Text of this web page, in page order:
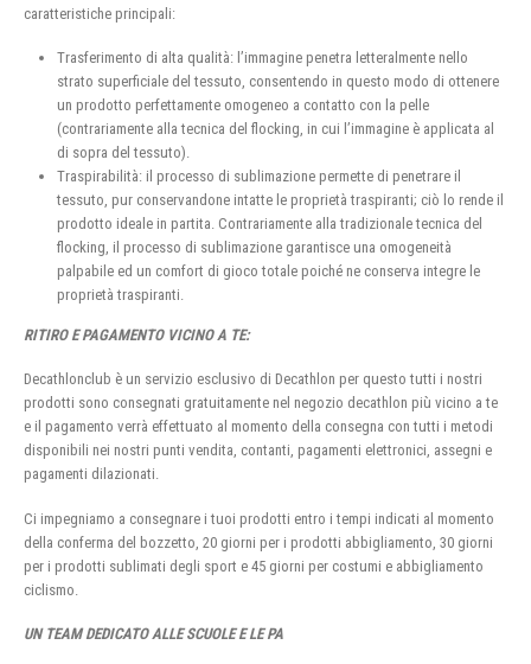
caratteristiche principali:
Trasferimento di alta qualità: l’immagine penetra letteralmente nello
strato superficiale del tessuto, consentendo in questo modo di ottenere
un prodotto perfettamente omogeneo a contatto con la pelle
(contrariamente alla tecnica del flocking, in cui l’immagine è applicata al
di sopra del tessuto).
Traspirabilità: il processo di sublimazione permette di penetrare il
tessuto, pur conservandone intatte le proprietà traspiranti; ciò lo rende il
prodotto ideale in partita. Contrariamente alla tradizionale tecnica del
flocking, il processo di sublimazione garantisce una omogeneità
palpabile ed un comfort di gioco totale poiché ne conserva integre le
proprietà traspiranti.
RITIRO E PAGAMENTO VICINO A TE:
Decathlonclub è un servizio esclusivo di Decathlon per questo tutti i nostri
prodotti sono consegnati gratuitamente nel negozio decathlon più vicino a te
e il pagamento verrà effettuato al momento della consegna con tutti i metodi
disponibili nei nostri punti vendita, contanti, pagamenti elettronici, assegni e
pagamenti dilazionati.
Ci impegniamo a consegnare i tuoi prodotti entro i tempi indicati al momento
della conferma del bozzetto, 20 giorni per i prodotti abbigliamento, 30 giorni
per i prodotti sublimati degli sport e 45 giorni per costumi e abbigliamento
ciclismo.
UN TEAM DEDICATO ALLE SCUOLE E LE PA